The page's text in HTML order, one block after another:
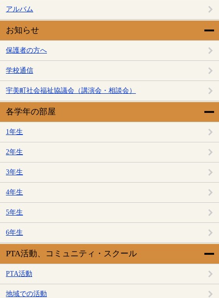
アルバム
お知らせ
保護者の方へ
学校通信
宇美町社会福祉協議会（講演会・相談会）
各学年の部屋
1年生
2年生
3年生
4年生
5年生
6年生
PTA活動、コミュニティ・スクール
PTA活動
地域での活動